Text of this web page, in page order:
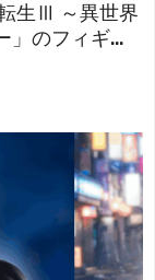
生Ⅲ ～異世界
」のフィギュ